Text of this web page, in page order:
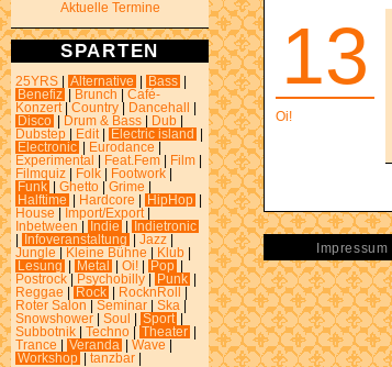
Aktuelle Termine
SPARTEN
25YRS Alternative Bass
Benefiz
Brunch
Café-
Konzert
Country Dancehall
Disco
Drum & Bass Dub
Dubstep
Edit Electric island
Electronic
Eurodance
Experimental
Feat.Fem Film
Filmquiz
Folk Footwork
Funk
Ghetto Grime
Halftime
Hardcore HipHop
House
Import/Export
Inbetween
Indie
Indietronic
Infoveranstaltung Jazz
Jungle
Kleine Bühne Klub
Lesung
Metal Oi! Pop
Postrock
Psychobilly Punk
Reggae
Rock RocknRoll
Roter Salon
Seminar Ska
Snowshower
Soul Sport
Subbotnik
Techno Theater
Trance
Veranda Wave
Workshop
tanzbar
13
Oi!
Impressum